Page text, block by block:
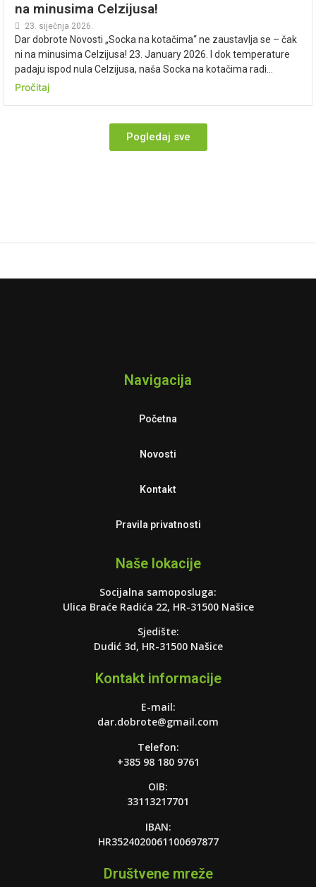
na minusima Celzijusa!
23. siječnja 2026.
Dar dobrote Novosti „Socka na kotačima“ ne zaustavlja se – čak
ni na minusima Celzijusa! 23. January 2026. I dok temperature
padaju ispod nula Celzijusa, naša Socka na kotačima radi...
Pročitaj
Pogledaj sve
Navigacija
Početna
Novosti
Kontakt
Pravila privatnosti
Naše lokacije
Socijalna samoposluga:
Ulica Braće Radića 22, HR-31500 Našice
Sjedište:
Dudić 3d, HR-31500 Našice
Kontakt informacije
E-mail:
dar.dobrote@gmail.com
Telefon:
+385 98 180 9761
OIB:
33113217701
IBAN:
HR3524020061100697877
Društvene mreže